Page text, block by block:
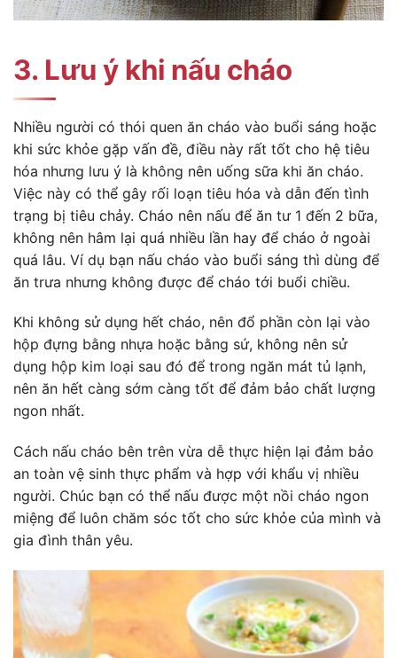
3. Lưu ý khi nấu cháo
Nhiều người có thói quen ăn cháo vào buổi sáng hoặc
khi sức khỏe gặp vấn đề, điều này rất tốt cho hệ tiêu
hóa nhưng lưu ý là không nên uống sữa khi ăn cháo.
Việc này có thể gây rối loạn tiêu hóa và dẫn đến tình
trạng bị tiêu chảy. Cháo nên nấu để ăn tư 1 đến 2 bữa,
không nên hâm lại quá nhiều lần hay để cháo ở ngoài
quá lâu. Ví dụ bạn nấu cháo vào buổi sáng thì dùng để
ăn trưa nhưng không được để cháo tới buổi chiều.
Khi không sử dụng hết cháo, nên đổ phần còn lại vào
hộp đựng bằng nhựa hoặc bằng sứ, không nên sử
dụng hộp kim loại sau đó để trong ngăn mát tủ lạnh,
nên ăn hết càng sớm càng tốt để đảm bảo chất lượng
ngon nhất.
Cách nấu cháo bên trên vừa dễ thực hiện lại đảm bảo
an toàn vệ sinh thực phẩm và hợp với khẩu vị nhiều
người. Chúc bạn có thể nấu được một nồi cháo ngon
miệng để luôn chăm sóc tốt cho sức khỏe của mình và
gia đình thân yêu.